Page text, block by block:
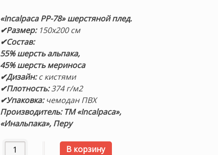
составляла
8,200 ₽.
8,000 ₽.
«Incalpaca PP-78»шерстяной плед.
✔Размер:150х200 см
✔Состав:
55% шерсть альпака,
45% шерсть мериноса
✔Дизайн:с кистями
✔Плотность:374 г/м2
✔Упаковка:чемодан ПВХ
Производитель: ТМ «Incalpaca»,
«Инальпака», Перу
Количество товара Шерстяной плед с кистями
В корзину